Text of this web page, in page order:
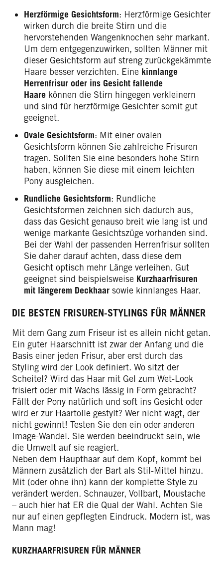
Herzförmige Gesichtsform: Herzförmige Gesichter
wirken durch die breite Stirn und die
hervorstehenden Wangenknochen sehr markant.
Um dem entgegenzuwirken, sollten Männer mit
dieser Gesichtsform auf streng zurückgekämmte
Haare besser verzichten. Eine kinnlange
Herrenfrisur oder ins Gesicht fallende
Haare können die Stirn hingegen verkleinern
und sind für herzförmige Gesichter somit gut
geeignet.
Ovale Gesichtsform: Mit einer ovalen
Gesichtsform können Sie zahlreiche Frisuren
tragen. Sollten Sie eine besonders hohe Stirn
haben, können Sie diese mit einem leichten
Pony ausgleichen.
Rundliche Gesichtsform: Rundliche
Gesichtsformen zeichnen sich dadurch aus,
dass das Gesicht genauso breit wie lang ist und
wenige markante Gesichtszüge vorhanden sind.
Bei der Wahl der passenden Herrenfrisur sollten
Sie daher darauf achten, dass diese dem
Gesicht optisch mehr Länge verleihen. Gut
geeignet sind beispielsweise Kurzhaarfrisuren
mit längerem Deckhaar sowie kinnlanges Haar.
DIE BESTEN FRISUREN-STYLINGS FÜR MÄNNER
Mit dem Gang zum Friseur ist es allein nicht getan.
Ein guter Haarschnitt ist zwar der Anfang und die
Basis einer jeden Frisur, aber erst durch das
Styling wird der Look definiert. Wo sitzt der
Scheitel? Wird das Haar mit Gel zum Wet-Look
frisiert oder mit Wachs lässig in Form gebracht?
Fällt der Pony natürlich und soft ins Gesicht oder
wird er zur Haartolle gestylt? Wer nicht wagt, der
nicht gewinnt! Testen Sie den ein oder anderen
Image-Wandel. Sie werden beeindruckt sein, wie
die Umwelt auf sie reagiert.
Neben dem Haupthaar auf dem Kopf, kommt bei
Männern zusätzlich der Bart als Stil-Mittel hinzu.
Mit (oder ohne ihn) kann der komplette Style zu
verändert werden. Schnauzer, Vollbart, Moustache
– auch hier hat ER die Qual der Wahl. Achten Sie
nur auf einen gepflegten Eindruck. Modern ist, was
Mann mag!
KURZHAARFRISUREN FÜR MÄNNER